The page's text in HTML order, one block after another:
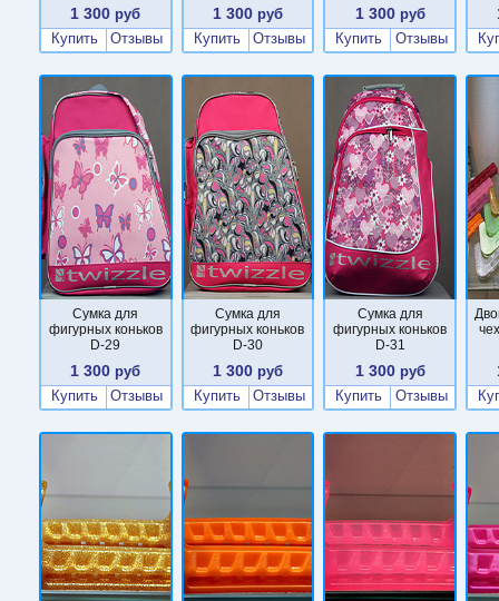
1 300 руб
Купить
Отзывы
1 300 руб
Купить
Отзывы
1 300руб
Купить
Отзывы
Сумка для
фигурных коньков
D-29
1 300 руб
Купить
Отзывы
Сумка для
фигурных коньков
D-30
1 300 руб
Купить
Отзывы
Сумка для
фигурных коньков
D-31
1 300руб
Купить
Отзывы